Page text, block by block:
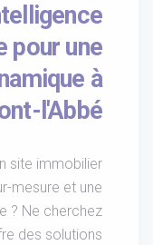
pour une
à
l'Abbé
site immobilier
mesure et une
? Ne cherchez
des solutions